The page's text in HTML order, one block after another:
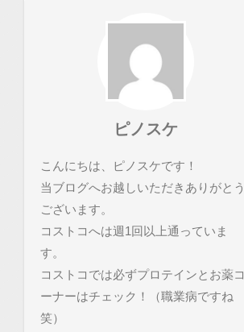
ピノスケ
こんにちは、ピノスケです！
当ブログへお越しいただきありがとう
ございます。
コストコへは週1回以上通っていま
す。
コストコでは必ずプロテインとお薬コ
ーナーはチェック！（職業病ですね
笑）